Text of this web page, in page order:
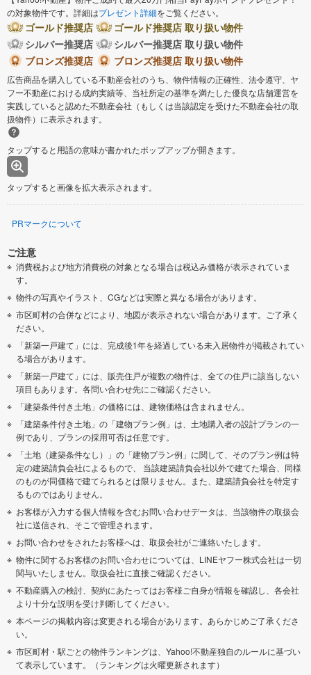
の対象物件です。詳細はプレゼント詳細をご覧ください。
ゴールド推奨店
ゴールド推奨店 取り扱い物件
シルバー推奨店
シルバー推奨店 取り扱い物件
ブロンズ推奨店
ブロンズ推奨店 取り扱い物件
広告商品を購入している不動産会社のうち、物件情報の正確性、法令遵守、ヤ
フー不動産における成約実績等、当社所定の基準を満たした優良な店舗運営を
実践していると認めた不動産会社（もしくは当該認定を受けた不動産会社の取
扱物件）に表示されます。
タップすると用語の意味が書かれたポップアップが開きます。
タップすると画像を拡大表示されます。
PRマークについて
ご注意
消費税および地方消費税の対象となる場合は税込み価格が表示されていま
す。
物件の写真やイラスト、CGなどは実際と異なる場合があります。
市区町村の合併などにより、地図が表示されない場合があります。ご了承く
ださい。
「新築一戸建て」には、完成後1年を経過している未入居物件が掲載されてい
る場合があります。
「新築一戸建て」には、販売住戸が複数の物件は、全ての住戸に該当しない
項目もあります。各問い合わせ先にご確認ください。
「建築条件付き土地」の価格には、建物価格は含まれません。
「建築条件付き土地」の「建物プラン例」は、土地購入者の設計プランの一
例であり、プランの採用可否は任意です。
「土地（建築条件なし）」の「建物プラン例」に関して、そのプラン例は特
定の建築請負会社によるもので、 当該建築請負会社以外で建てた場合、同様
のものが同価格で建てられるとは限りません。また、建築請負会社を特定す
るものではありません。
お客様が入力する個人情報を含むお問い合わせデータは、当該物件の取扱会
社に送信され、そこで管理されます。
お問い合わせをされたお客様へは、取扱会社がご連絡いたします。
物件に関するお客様のお問い合わせについては、LINEヤフー株式会社は一切
関与いたしません。取扱会社に直接ご確認ください。
不動産購入の検討、契約にあたってはお客様ご自身が情報を確認し、各会社
より十分な説明を受け判断してください。
本ページの掲載内容は変更される場合があります。あらかじめご了承くださ
い。
市区町村・駅ごとの物件ランキングは、Yahoo!不動産独自のルールに基づい
て表示しています。（ランキングは火曜更新されます）